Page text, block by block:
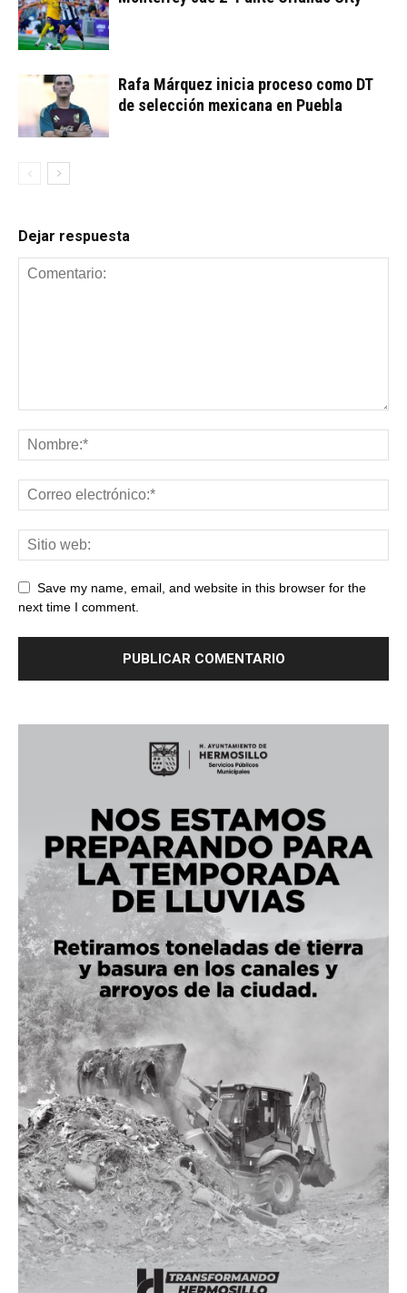
Rafa Márquez inicia proceso como DT
de selección mexicana en Puebla
Dejar respuesta
Save my name, email, and website in this browser for the
next time I comment.